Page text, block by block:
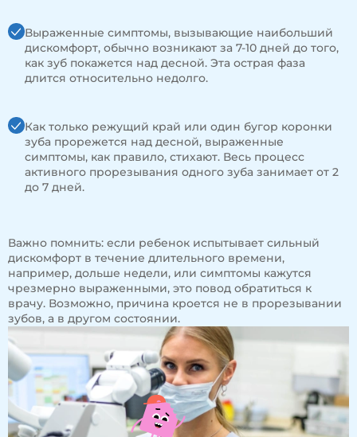
Выраженные симптомы, вызывающие наибольший
дискомфорт, обычно возникают за 7-10 дней до того,
как зуб покажется над десной. Эта острая фаза
длится относительно недолго.
Как только режущий край или один бугор коронки
зуба прорежется над десной, выраженные
симптомы, как правило, стихают. Весь процесс
активного прорезывания одного зуба занимает от 2
до 7 дней.
Важно помнить: если ребенок испытывает сильный
дискомфорт в течение длительного времени,
например, дольше недели, или симптомы кажутся
чрезмерно выраженными, это повод обратиться к
врачу. Возможно, причина кроется не в прорезывании
зубов, а в другом состоянии.